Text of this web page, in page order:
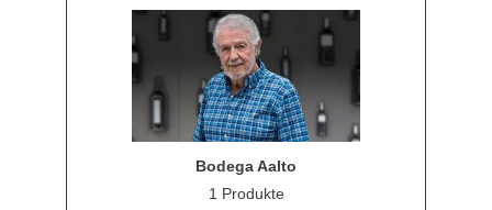
Bodega Aalto
1 Produkte